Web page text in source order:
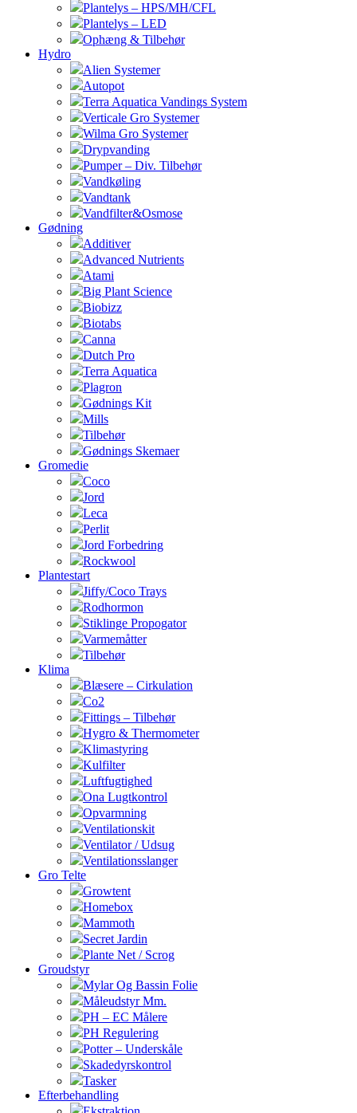
Plantelys – HPS/MH/CFL
Plantelys – LED
Ophæng & Tilbehør
Hydro
Alien Systemer
Autopot
Terra Aquatica Vandings System
Verticale Gro Systemer
Wilma Gro Systemer
Drypvanding
Pumper – Div. Tilbehør
Vandkøling
Vandtank
Vandfilter&Osmose
Gødning
Additiver
Advanced Nutrients
Atami
Big Plant Science
Biobizz
Biotabs
Canna
Dutch Pro
Terra Aquatica
Plagron
Gødnings Kit
Mills
Tilbehør
Gødnings Skemaer
Gromedie
Coco
Jord
Leca
Perlit
Jord Forbedring
Rockwool
Plantestart
Jiffy/Coco Trays
Rodhormon
Stiklinge Propogator
Varmemåtter
Tilbehør
Klima
Blæsere – Cirkulation
Co2
Fittings – Tilbehør
Hygro & Thermometer
Klimastyring
Kulfilter
Luftfugtighed
Ona Lugtkontrol
Opvarmning
Ventilationskit
Ventilator / Udsug
Ventilationsslanger
Gro Telte
Growtent
Homebox
Mammoth
Secret Jardin
Plante Net / Scrog
Groudstyr
Mylar Og Bassin Folie
Måleudstyr Mm.
PH – EC Målere
PH Regulering
Potter – Underskåle
Skadedyrskontrol
Tasker
Efterbehandling